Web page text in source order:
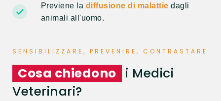
Previene la diffusione di malattie dagli
animali all'uomo.
SENSIBILIZZARE, PREVENIRE, CONTRASTARE
Cosa chiedono i Medici
Veterinari?